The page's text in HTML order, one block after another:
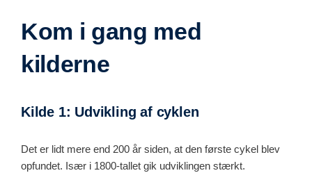
Kom i gang med
kilderne
Kilde 1: Udvikling af cyklen
Det er lidt mere end 200 år siden, at den første cykel blev
opfundet. Især i 1800-tallet gik udviklingen stærkt.